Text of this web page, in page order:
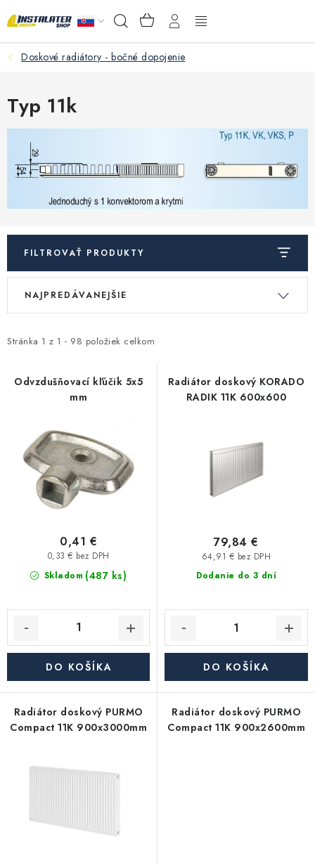
na
Hľadať NÁKUPNÝ
KOŠÍK
Inštalačný materiál
Podlahové kúrenie
Ventily a armatúry
Meranie a regulácia
Čerpadlá a vodárne
Filtrovanie a úprava vody
Záhrada a závlaha
Kúpeľňa a sanita
Akcie, Zľavy
VEĽKOOBCHOD
AKO VYBRAŤ?
PREDAJŇA - RAKOVÁ
Poštovné a doprava
Obchodné podmienky
Reklamačné podmienky
Podmienky ochrany osobných údajov
Doskové radiátory - bočné dopojenie
Typ 11k
FILTROVAŤ PRODUKTY
V
i
p
Stránka 1 z 1 - 98 položiek celkom
R
e
NAJPREDÁVANEJŠIE
Odvzdušňovací kľúčik 5x5
mm
Skladom (487 ks)
0,33 € bez DPH
0,41 €
DO KOŠÍKA
Radiátor doskový KORADO
RADIK 11K 600x600
Dodanie do 3 dní
64,91 € bez DPH
79,84 €
DO KOŠÍKA
Radiátor doskový PURMO
Compact 11K 900x3000mm
Radiátor doskový PURMO
Compact 11K 900x2600mm